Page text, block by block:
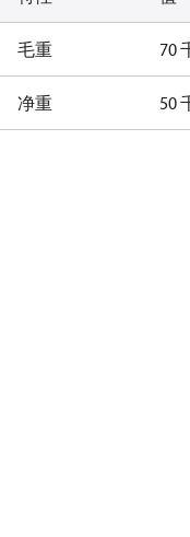
毛重 70
净重 50